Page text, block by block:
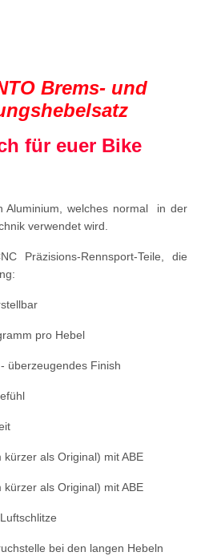
Brems- und
für euer Bike
Aluminium, welches normal in der
verwendet wird.
Präzisions-Rennsport-Teile, die
pro Hebel
überzeugendes Finish
kürzer als Original) mit ABE
kürzer als Original) mit ABE
bei den langen Hebeln